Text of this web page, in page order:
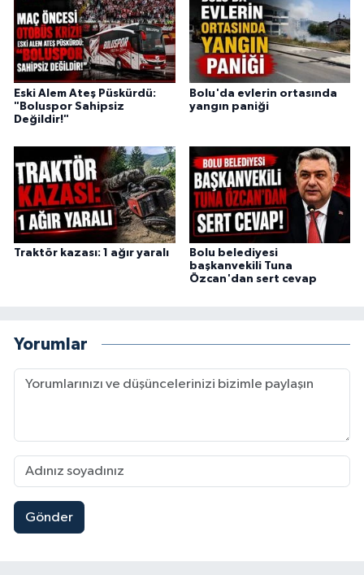
Eski Alem Ateş Püskürdü:
"Boluspor Sahipsiz
Değildir!"
Bolu'da evlerin ortasında
yangın paniği
Traktör kazası: 1 ağır yaralı
Bolu belediyesi
başkanvekili Tuna
Özcan'dan sert cevap
Yorumlar
Gönder